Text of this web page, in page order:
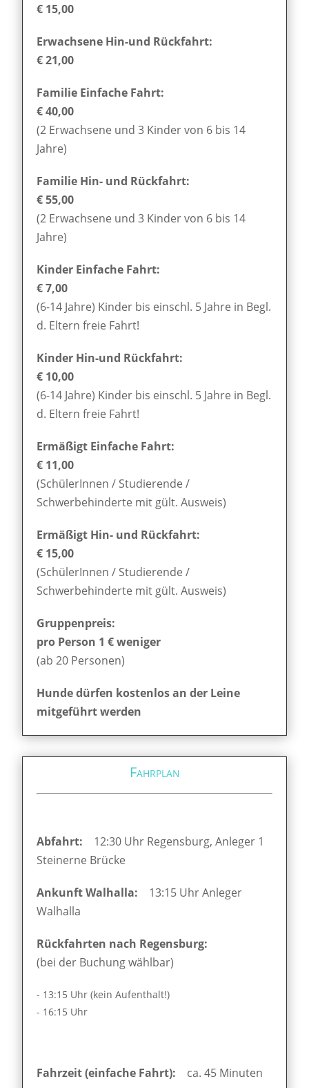
€ 15,00
Erwachsene Hin-und Rückfahrt:
€ 21,00
Familie Einfache Fahrt:
€ 40,00
(2 Erwachsene und 3 Kinder von 6 bis 14
Jahre)
Familie Hin- und Rückfahrt:
€ 55,00
(2 Erwachsene und 3 Kinder von 6 bis 14
Jahre)
Kinder Einfache Fahrt:
€ 7,00
(6-14 Jahre) Kinder bis einschl. 5 Jahre in Begl.
d. Eltern freie Fahrt!
Kinder Hin-und Rückfahrt:
€ 10,00
(6-14 Jahre) Kinder bis einschl. 5 Jahre in Begl.
d. Eltern freie Fahrt!
Ermäßigt Einfache Fahrt:
€ 11,00
(SchülerInnen / Studierende /
Schwerbehinderte mit gült. Ausweis)
Ermäßigt Hin- und Rückfahrt:
€ 15,00
(SchülerInnen / Studierende /
Schwerbehinderte mit gült. Ausweis)
Gruppenpreis:
pro Person 1 € weniger
(ab 20 Personen)
Hunde dürfen kostenlos an der Leine
mitgeführt werden
Fahrplan
Abfahrt: 12:30 Uhr Regensburg, Anleger 1
Steinerne Brücke
Ankunft Walhalla: 13:15 Uhr Anleger
Walhalla
Rückfahrten nach Regensburg:
(bei der Buchung wählbar)
- 13:15 Uhr (kein Aufenthalt!)
- 16:15 Uhr
Fahrzeit (einfache Fahrt): ca. 45 Minuten